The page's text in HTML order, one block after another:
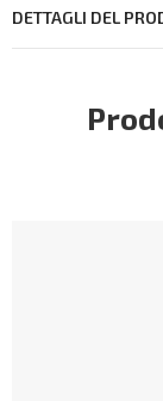
DETTAGLI DEL